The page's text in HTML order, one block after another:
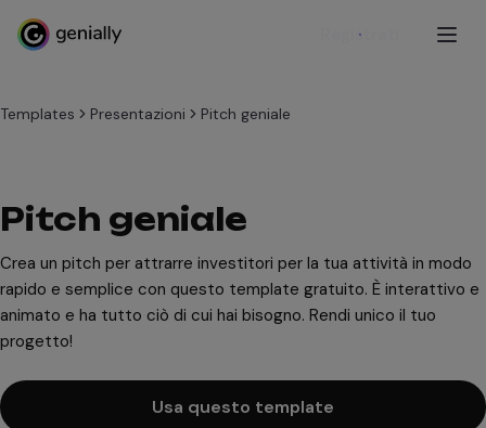
Registrati
Templates Presentazioni Pitch geniale
Pitch geniale
Crea un pitch per attrarre investitori per la tua attività in modo
rapido e semplice con questo template gratuito. È interattivo e
animato e ha tutto ciò di cui hai bisogno. Rendi unico il tuo
progetto!
Usa questo template